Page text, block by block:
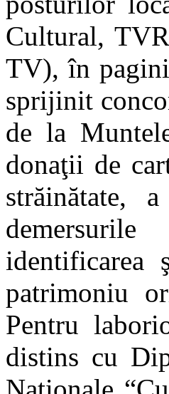
Cultural,
TV), în
sprijinit
de la
donaţii de
străinătate,
identificarea
patrimoniu
Pentru
distins cu